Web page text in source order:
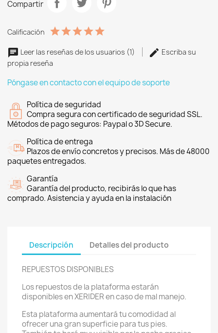
Compartir
Calificación
Leer las reseñas de los usuarios (1)
Escriba su
propia reseña
Póngase en contacto con el equipo de soporte
Política de seguridad
Compra segura con certificado de seguridad SSL.
Métodos de pago seguros: Paypal o 3D Secure.
Política de entrega
Plazos de envío concretos y precisos. Más de 48000
paquetes entregados.
Garantía
Garantía del producto, recibirás lo que has
comprado. Asistencia y ayuda en la instalación
Descripción Detalles del producto
REPUESTOS DISPONIBLES
Los repuestos de la plataforma estarán
disponibles en XERIDER en caso de mal manejo.
Esta plataforma aumentará tu comodidad al
ofrecer una gran superficie para tus pies.